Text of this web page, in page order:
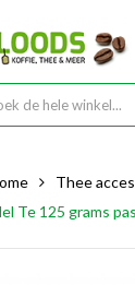
Thee
Te 125 grams